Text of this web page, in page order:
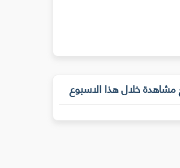
مشاهدة خلال هذا الاسبوع